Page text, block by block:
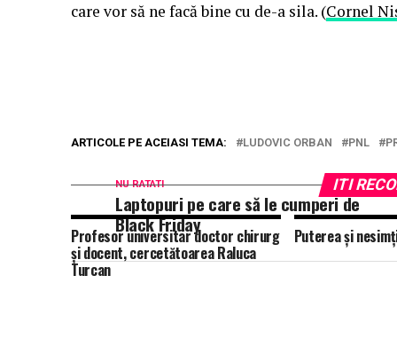
care vor să ne facă bine cu de-a sila. (Cornel
ARTICOLE PE ACEIASI TEMA: LUDOVIC ORBAN PNL
NU RATATI
Laptopuri pe care să le cumperi de
Black Friday
ITI
Profesor universitar doctor chirurg
şi docent, cercetătoarea Raluca
Turcan
Puterea și